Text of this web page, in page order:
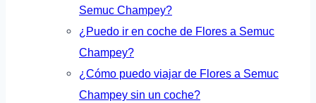
Semuc Champey?
¿Puedo ir en coche de Flores a Semuc
Champey?
¿Cómo puedo viajar de Flores a Semuc
Champey sin un coche?